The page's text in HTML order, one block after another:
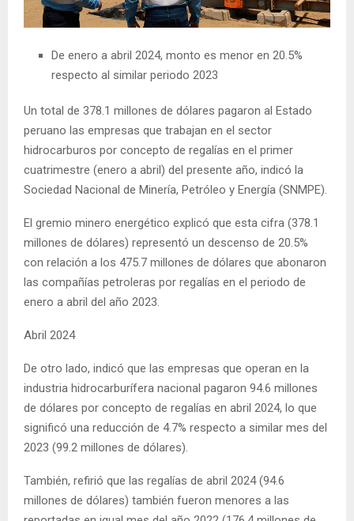
De enero a abril 2024, monto es menor en 20.5%
respecto al similar periodo 2023
Un total de 378.1 millones de dólares pagaron al Estado
peruano las empresas que trabajan en el sector
hidrocarburos por concepto de regalías en el primer
cuatrimestre (enero a abril) del presente año, indicó la
Sociedad Nacional de Minería, Petróleo y Energía (SNMPE).
El gremio minero energético explicó que esta cifra (378.1
millones de dólares) representó un descenso de 20.5%
con relación a los 475.7 millones de dólares que abonaron
las compañías petroleras por regalías en el periodo de
enero a abril del año 2023.
Abril 2024
De otro lado, indicó que las empresas que operan en la
industria hidrocarburífera nacional pagaron 94.6 millones
de dólares por concepto de regalías en abril 2024, lo que
significó una reducción de 4.7% respecto a similar mes del
2023 (99.2 millones de dólares).
También, refirió que las regalías de abril 2024 (94.6
millones de dólares) también fueron menores a las